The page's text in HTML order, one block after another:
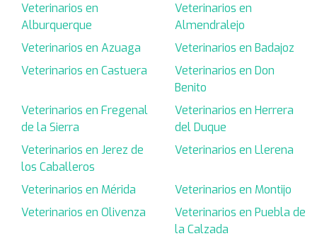
Veterinarios en
Alburquerque
Veterinarios en
Almendralejo
Veterinarios en Azuaga
Veterinarios en Badajoz
Veterinarios en Castuera
Veterinarios en Don
Benito
Veterinarios en Fregenal
de la Sierra
Veterinarios en Herrera
del Duque
Veterinarios en Jerez de
los Caballeros
Veterinarios en Llerena
Veterinarios en Mérida
Veterinarios en Montijo
Veterinarios en Olivenza
Veterinarios en Puebla de
la Calzada